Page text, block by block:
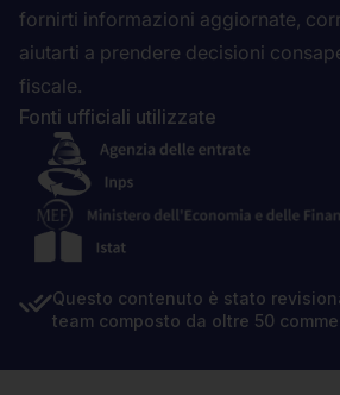
fornirti informazioni aggiornate,
aiutarti a prendere decisioni
fiscale.
Fonti ufficiali utilizzate
Questo contenuto è stato
team composto da oltre 50